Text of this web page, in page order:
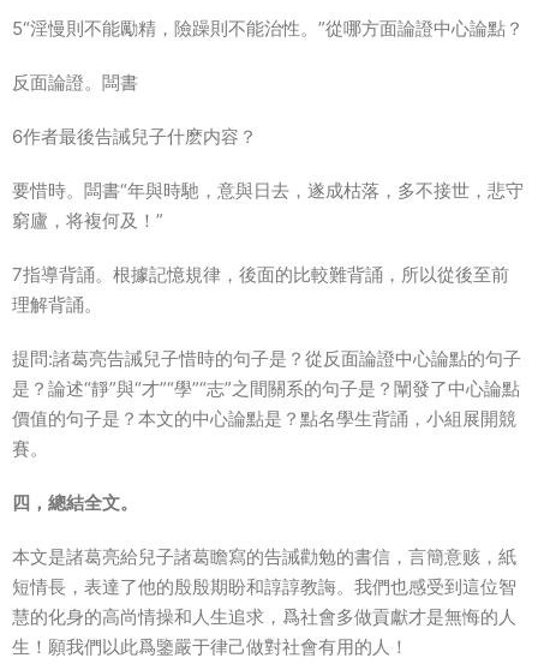
5“淫慢則不能勵精，險躁則不能治性。”從哪方面論證中心論點？
反面論證。闆書
6作者最後告誡兒子什麽内容？
要惜時。闆書“年與時馳，意與日去，遂成枯落，多不接世，悲守
窮廬，将複何及！”
7指導背誦。根據記憶規律，後面的比較難背誦，所以從後至前
理解背誦。
提問:諸葛亮告誡兒子惜時的句子是？從反面論證中心論點的句子
是？論述“靜”與“才”“學”“志”之間關系的句子是？闡發了中心論點
價值的句子是？本文的中心論點是？點名學生背誦，小組展開競
賽。
四，總結全文。
本文是諸葛亮給兒子諸葛瞻寫的告誡勸勉的書信，言簡意赅，紙
短情長，表達了他的殷殷期盼和諄諄教誨。我們也感受到這位智
慧的化身的高尚情操和人生追求，爲社會多做貢獻才是無悔的人
生！願我們以此爲鑒嚴于律己做對社會有用的人！